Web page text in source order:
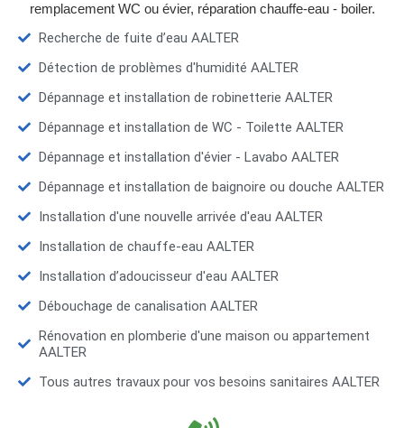
remplacement WC ou évier, réparation chauffe-eau - boiler.
Recherche de fuite d’eau AALTER
Détection de problèmes d'humidité AALTER
Dépannage et installation de robinetterie AALTER
Dépannage et installation de WC - Toilette AALTER
Dépannage et installation d'évier - Lavabo AALTER
Dépannage et installation de baignoire ou douche AALTER
Installation d'une nouvelle arrivée d'eau AALTER
Installation de chauffe-eau AALTER
Installation d’adoucisseur d'eau AALTER
Débouchage de canalisation AALTER
Rénovation en plomberie d'une maison ou appartement
AALTER
Tous autres travaux pour vos besoins sanitaires AALTER